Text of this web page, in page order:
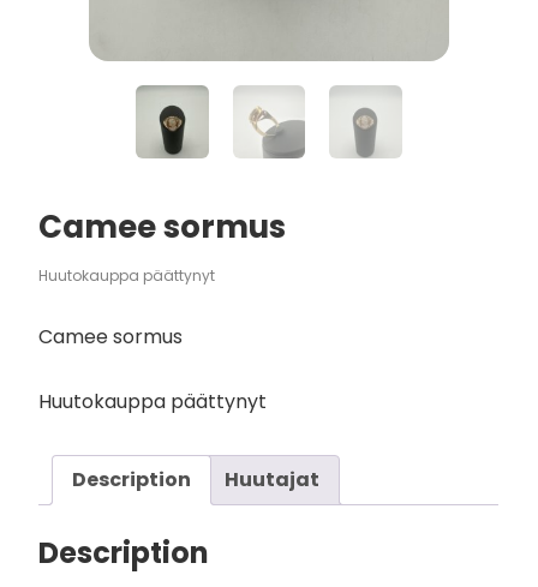
Camee sormus
Huutokauppa päättynyt
Camee sormus
Huutokauppa päättynyt
Description Huutajat
Description